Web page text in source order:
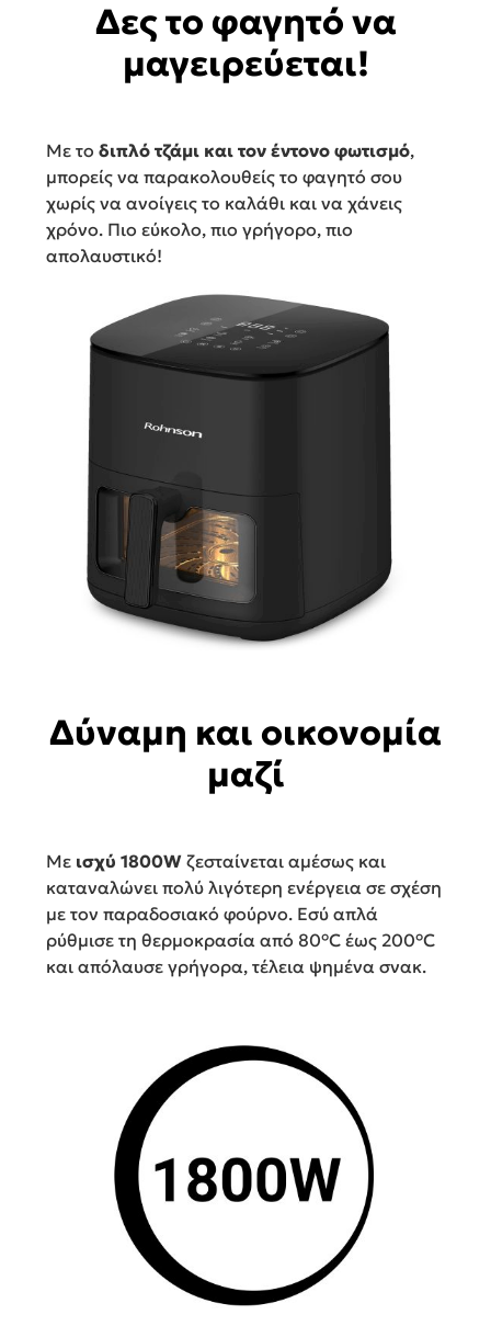
Δες το φαγητό να
μαγειρεύεται!
Με το διπλό τζάμι και τον έντονο φωτισμό,
μπορείς να παρακολουθείς το φαγητό σου
χωρίς να ανοίγεις το καλάθι και να χάνεις
χρόνο. Πιο εύκολο, πιο γρήγορο, πιο
απολαυστικό!
Δύναμη και οικονομία
μαζί
Με ισχύ 1800W ζεσταίνεται αμέσως και
καταναλώνει πολύ λιγότερη ενέργεια σε σχέση
με τον παραδοσιακό φούρνο. Εσύ απλά
ρύθμισε τη θερμοκρασία από 80°C έως 200°C
και απόλαυσε γρήγορα, τέλεια ψημένα σνακ.